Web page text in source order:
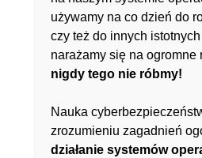
używamy na co dzień do
czy też do innych
narażamy się na ogromne
nigdy tego nie róbmy!
Nauka
zrozumieniu zagadnień
działanie systemów